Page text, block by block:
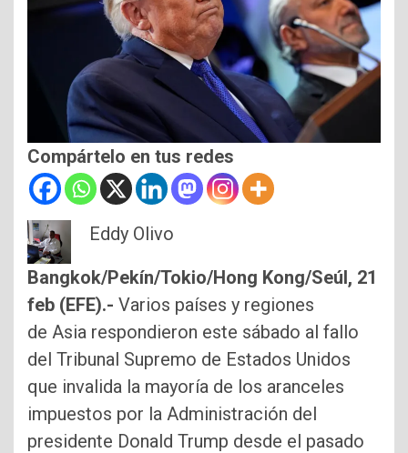
Compártelo en tus redes
Eddy Olivo
Bangkok/Pekín/Tokio/Hong Kong/Seúl, 21
feb (EFE).- Varios países y regiones
de Asia respondieron este sábado al fallo
del Tribunal Supremo de Estados Unidos
que invalida la mayoría de los aranceles
impuestos por la Administración del
presidente Donald Trump desde el pasado